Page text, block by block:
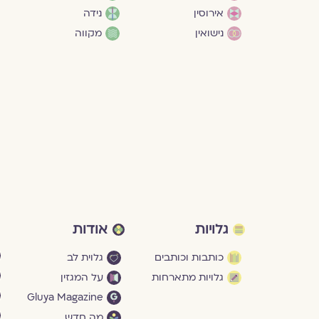
אירוסין
נישואין
נידה
מקווה
גלויות
כותבות וכותבים
גלויות מתארחות
אודות
גלוית לב
על המגזין
Gluya Magazine